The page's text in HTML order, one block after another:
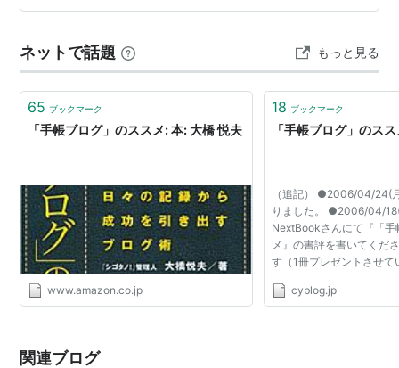
さんの『手帳ブログのススメ』この本は、図書館で何回
ので便利に使っているのですが、この本に出会わせてく
れたことを感謝したいと思います。 「手帳ブログ」のス
スメ 作者:大橋 悦夫 翔泳社 Amazon …
ネットで話題 もっと見る
65 ブックマーク
「手帳ブログ」のススメ: 本: 大橋 悦夫
www.amazon.co.jp
18 ブックマーク
「手帳ブログ」のス
（追記） ●2006/04/24(
りました。 ●2006/04/
NextBookさんにて『「手
メ』の書評を書いてくだ
す（1冊プレゼントさせ
ユーザー登録（無料）の
応募下さい（4/21(金) →
cyblog.jp
関連ブログ